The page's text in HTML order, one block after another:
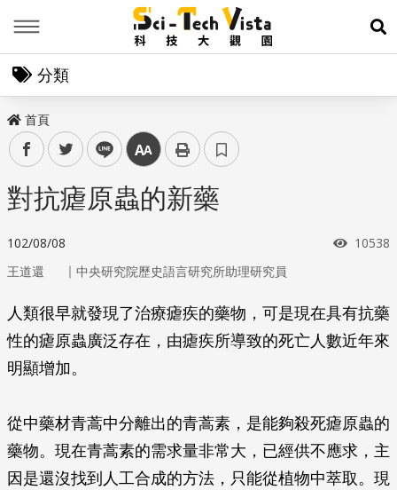
展
分類
首頁
facebooktwitter line 中
對抗瘧原蟲的新藥
102/08/08 瀏覽次
10538
王道還 ｜ 中央研究院歷史語言研究所助理研究員
人類很早就發現了治療瘧疾的藥物，可是現在具有抗藥
性的瘧原蟲廣泛存在，由瘧疾所導致的死亡人數近年來
明顯增加。
從中藥材青蒿中分離出的青蒿素，是能夠殺死瘧原蟲的
藥物。現在青蒿素的需求量非常大，已經供不應求，主
因是還沒找到人工合成的方法，只能從植物中萃取。現